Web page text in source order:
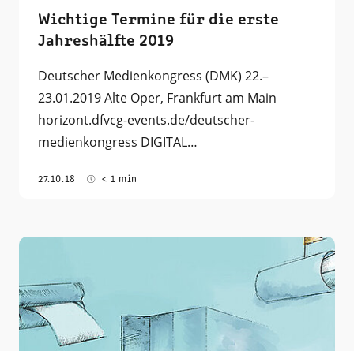
Wichtige Termine für die erste
Jahreshälfte 2019
Deutscher Medienkongress (DMK) 22.–
23.01.2019 Alte Oper, Frankfurt am Main
horizont.dfvcg-events.de/deutscher-
medienkongress DIGITAL…
27.10.18 < 1 min